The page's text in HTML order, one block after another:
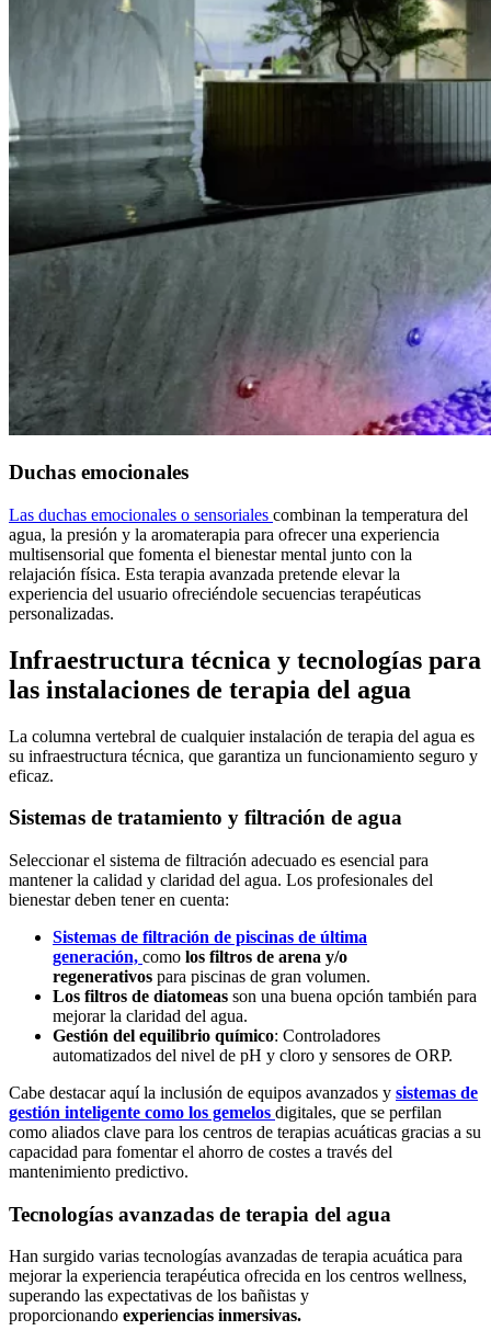
Duchas emocionales
Las duchas emocionales o sensoriales combinan la temperatura del
agua, la presión y la aromaterapia para ofrecer una experiencia
multisensorial que fomenta el bienestar mental junto con la
relajación física. Esta terapia avanzada pretende elevar la
experiencia del usuario ofreciéndole secuencias terapéuticas
personalizadas.
Infraestructura técnica y tecnologías para
las instalaciones de terapia del agua
La columna vertebral de cualquier instalación de terapia del agua es
su infraestructura técnica, que garantiza un funcionamiento seguro y
eficaz.
Sistemas de tratamiento y filtración de agua
Seleccionar el sistema de filtración adecuado es esencial para
mantener la calidad y claridad del agua. Los profesionales del
bienestar deben tener en cuenta:
Sistemas de filtración de piscinas de última
generación, como los filtros de arena y/o
regenerativos para piscinas de gran volumen.
Los filtros de diatomeas son una buena opción también para
mejorar la claridad del agua.
Gestión del equilibrio químico: Controladores
automatizados del nivel de pH y cloro y sensores de ORP.
Cabe destacar aquí la inclusión de equipos avanzados y sistemas de
gestión inteligente como los gemelos digitales, que se perfilan
como aliados clave para los centros de terapias acuáticas gracias a su
capacidad para fomentar el ahorro de costes a través del
mantenimiento predictivo.
Tecnologías avanzadas de terapia del agua
Han surgido varias tecnologías avanzadas de terapia acuática para
mejorar la experiencia terapéutica ofrecida en los centros wellness,
superando las expectativas de los bañistas y
proporcionando experiencias inmersivas.